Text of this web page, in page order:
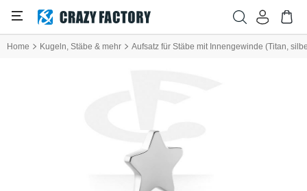
Home Kugeln, Stäbe & mehr Aufsatz für Stäbe mit Innengewinde (Titan,